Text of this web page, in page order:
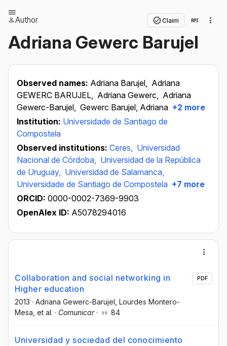
Author Claim
Adriana Gewerc Barujel
Observed names: Adriana Barujel, Adriana
GEWERC BARUJEL, Adriana Gewerc, Adriana
Gewerc-Barujel, Gewerc Barujel, Adriana +2 more
Institution: Universidade de Santiago de
Compostela
Observed institutions: Ceres, Universidad
Nacional de Córdoba, Universidad de la República
de Uruguay, Universidad de Salamanca,
Universidade de Santiago de Compostela +7 more
ORCID: 0000-0002-7369-9903
OpenAlex ID: A5078294016
Collaboration and social networking in
Higher education
2013 · Adriana Gewerc-Barujel , Lourdes Montero-
Mesa , et al. · Comunicar· 84
PDF
Universidad y sociedad del conocimiento